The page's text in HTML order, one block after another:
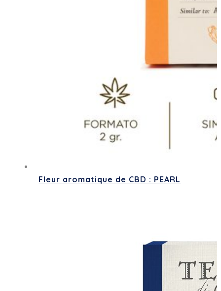
Fleur aromatique de CBD : PEARL